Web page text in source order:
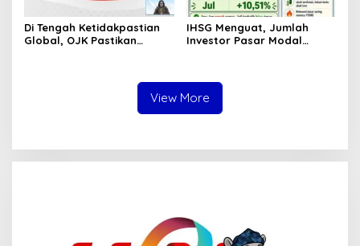
Di Tengah Ketidakpastian
Global, OJK Pastikan
IHSG Menguat, Jumlah
Investor Pasar Modal
View More